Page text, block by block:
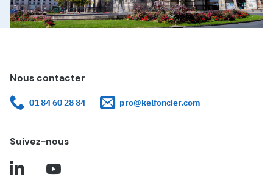
Nous contacter
01 84 60 28 84 pro@kelfoncier.com
Suivez-nous